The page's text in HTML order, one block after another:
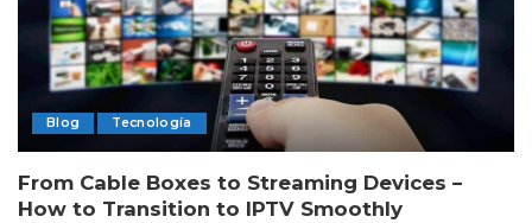
Blog Tecnología
From Cable Boxes to Streaming Devices –
How to Transition to IPTV Smoothly